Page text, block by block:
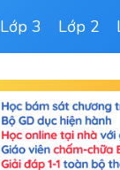
Lớp 3 Lớp 2